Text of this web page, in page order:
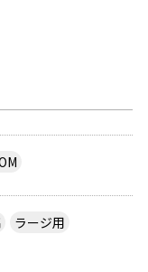
ラージ用